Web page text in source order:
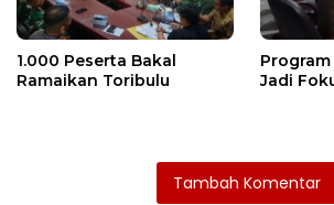
1.000 Peserta Bakal
Ramaikan Toribulu
Program
Jadi
Tambah Komentar